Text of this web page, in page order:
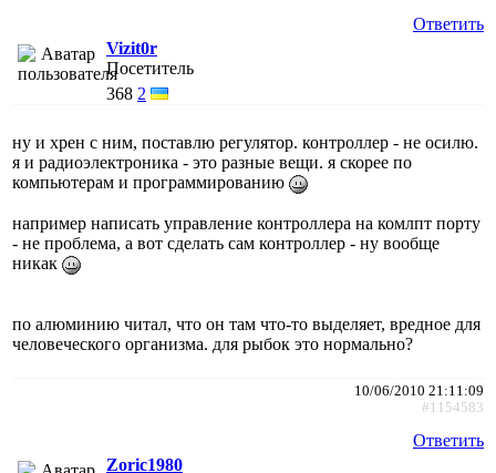
Ответить
Vizit0r
Посетитель
368 2
ну и хрен с ним, поставлю регулятор. контроллер - не осилю.
я и радиоэлектроника - это разные вещи. я скорее по
компьютерам и программированию
например написать управление контроллера на комлпт порту
- не проблема, а вот сделать сам контроллер - ну вообще
никак
по алюминию читал, что он там что-то выделяет, вредное для
человеческого организма. для рыбок это нормально?
10/06/2010 21:11:09
#1154583
Ответить
Zoric1980